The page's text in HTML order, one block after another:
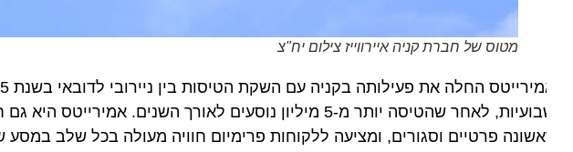
מטוס של חברת קניה איירווייז צילום יח"צ
שבועיות, לאחר שהטיסה יותר מ-5 מיליון נוסעים לאורך השנים.
פרטיים וסגורים, ומציעה ללקוחות פרימיום חוויה מעולה בכל שלב במסע